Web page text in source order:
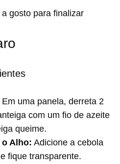
gosto para finalizar
Em uma panela, derreta 2
com um fio de azeite
queime.
o Alho: Adicione a cebola
fique transparente.